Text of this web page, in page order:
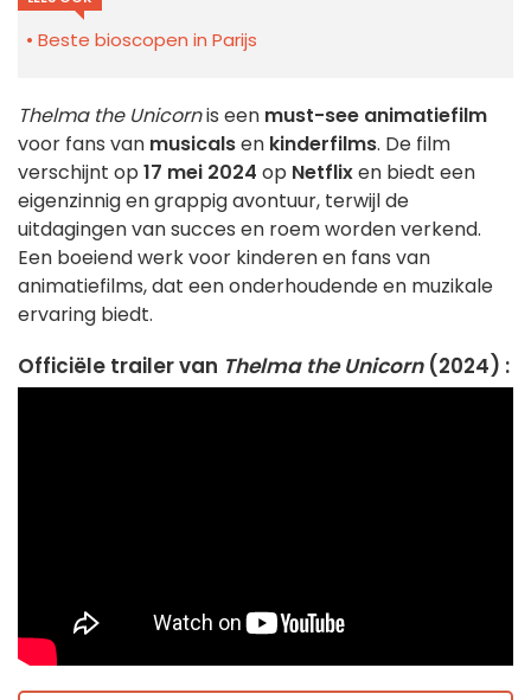
Beste bioscopen in Parijs
Thelma the Unicornis een must-see animatiefilm
voor fans van musicalsen kinderfilms. De film
verschijnt op 17 mei 2024 op Netflixen biedt een
eigenzinnig en grappig avontuur, terwijl de
uitdagingen van succes en roem worden verkend.
Een boeiend werk voor kinderen en fans van
animatiefilms, dat een onderhoudende en muzikale
ervaring biedt.
Officiële trailer van Thelma the Unicorn(2024) :